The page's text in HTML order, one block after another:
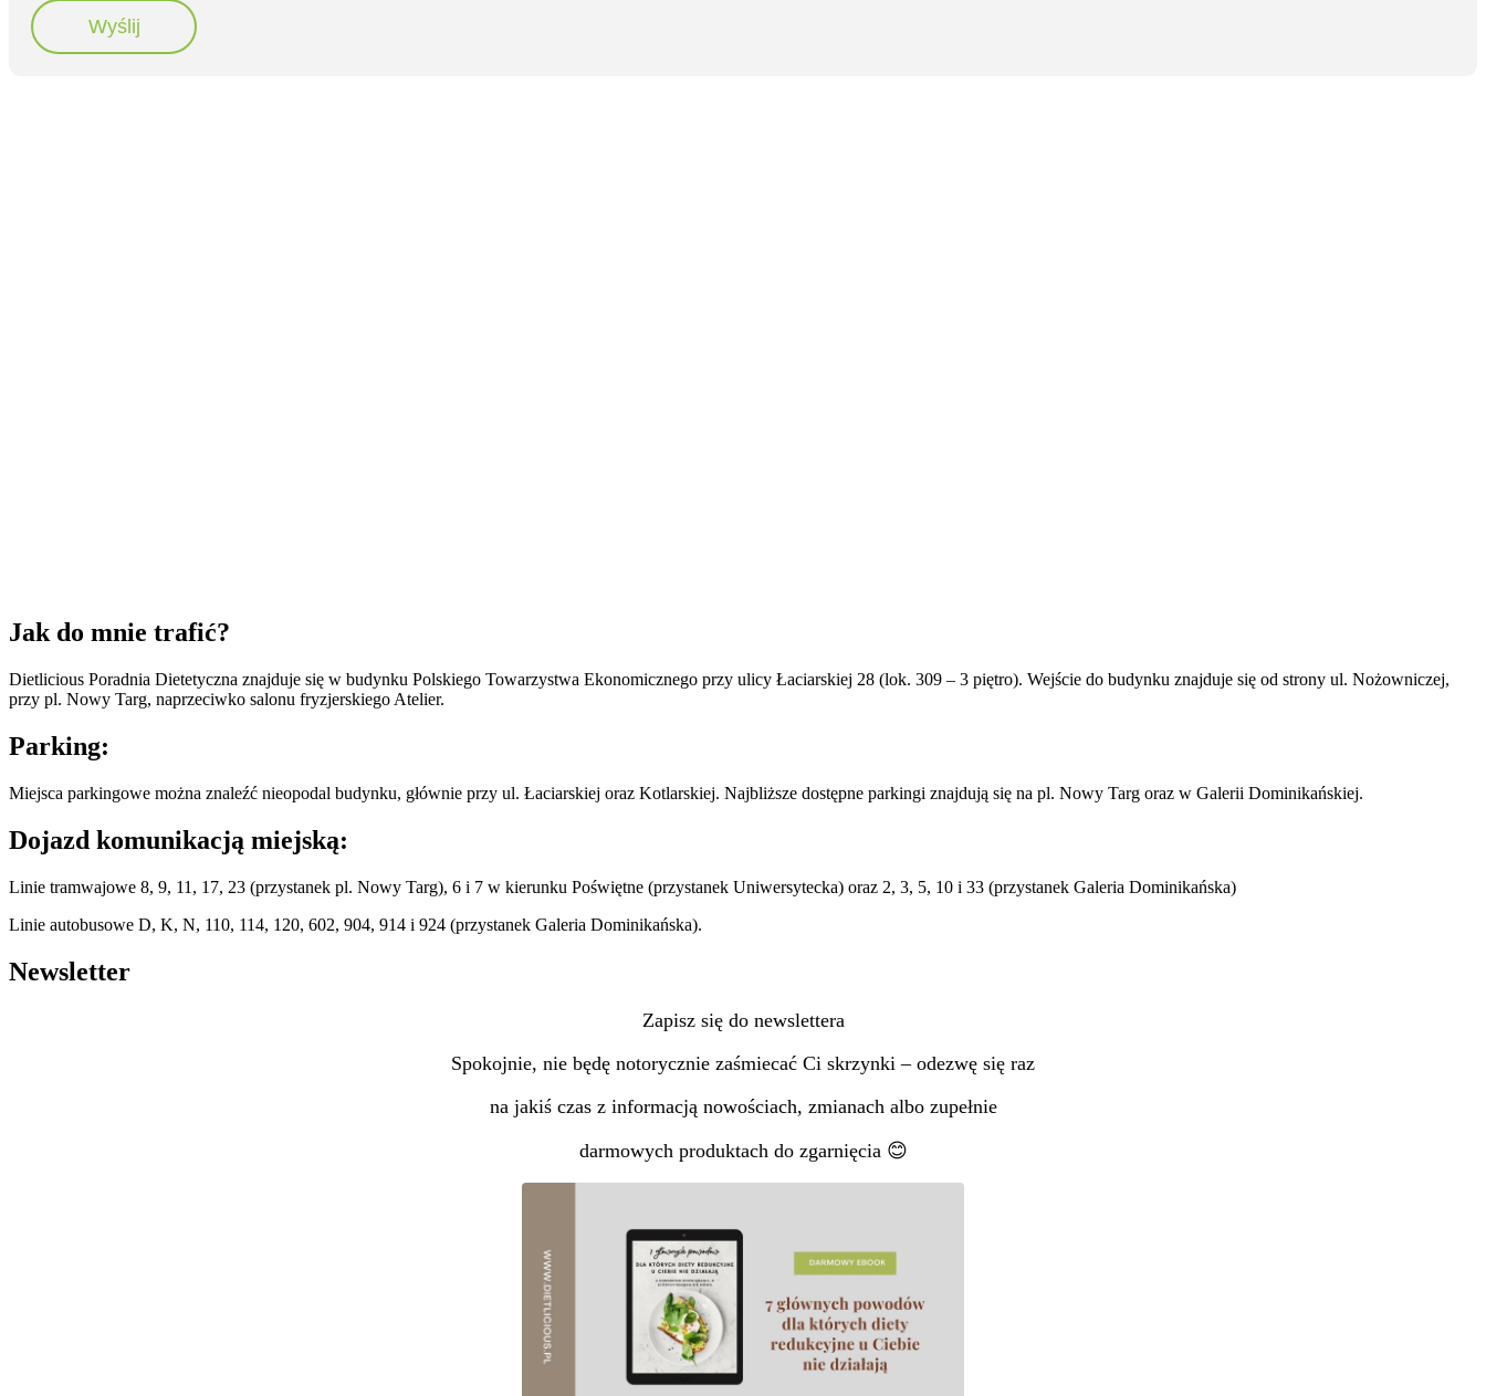
Jak do mnie trafić?
Dietlicious Poradnia Dietetyczna znajduje się w budynku Polskiego Towarzystwa Ekonomicznego przy ulicy Łaciarskiej 28 (lok. 309 – 3 piętro). Wejście do budynku znajduje się od strony ul. Nożowniczej,
przy pl. Nowy Targ, naprzeciwko salonu fryzjerskiego Atelier.
Parking:
Miejsca parkingowe można znaleźć nieopodal budynku, głównie przy ul. Łaciarskiej oraz Kotlarskiej. Najbliższe dostępne parkingi znajdują się na pl. Nowy Targ oraz w Galerii Dominikańskiej.
Dojazd komunikacją miejską:
Linie tramwajowe 8, 9, 11, 17, 23 (przystanek pl. Nowy Targ), 6 i 7 w kierunku Poświętne (przystanek Uniwersytecka) oraz 2, 3, 5, 10 i 33 (przystanek Galeria Dominikańska)
Linie autobusowe D, K, N, 110, 114, 120, 602, 904, 914 i 924 (przystanek Galeria Dominikańska).
Newsletter
Zapisz się do newslettera
Spokojnie, nie będę notorycznie zaśmiecać Ci skrzynki – odezwę się raz
na jakiś czas z informacją nowościach, zmianach albo zupełnie
darmowych produktach do zgarnięcia 😊